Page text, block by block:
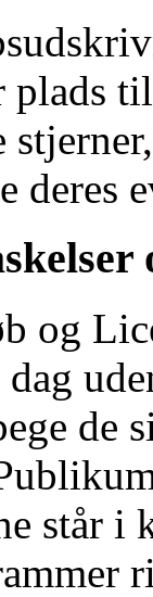
deres
og
de
står i